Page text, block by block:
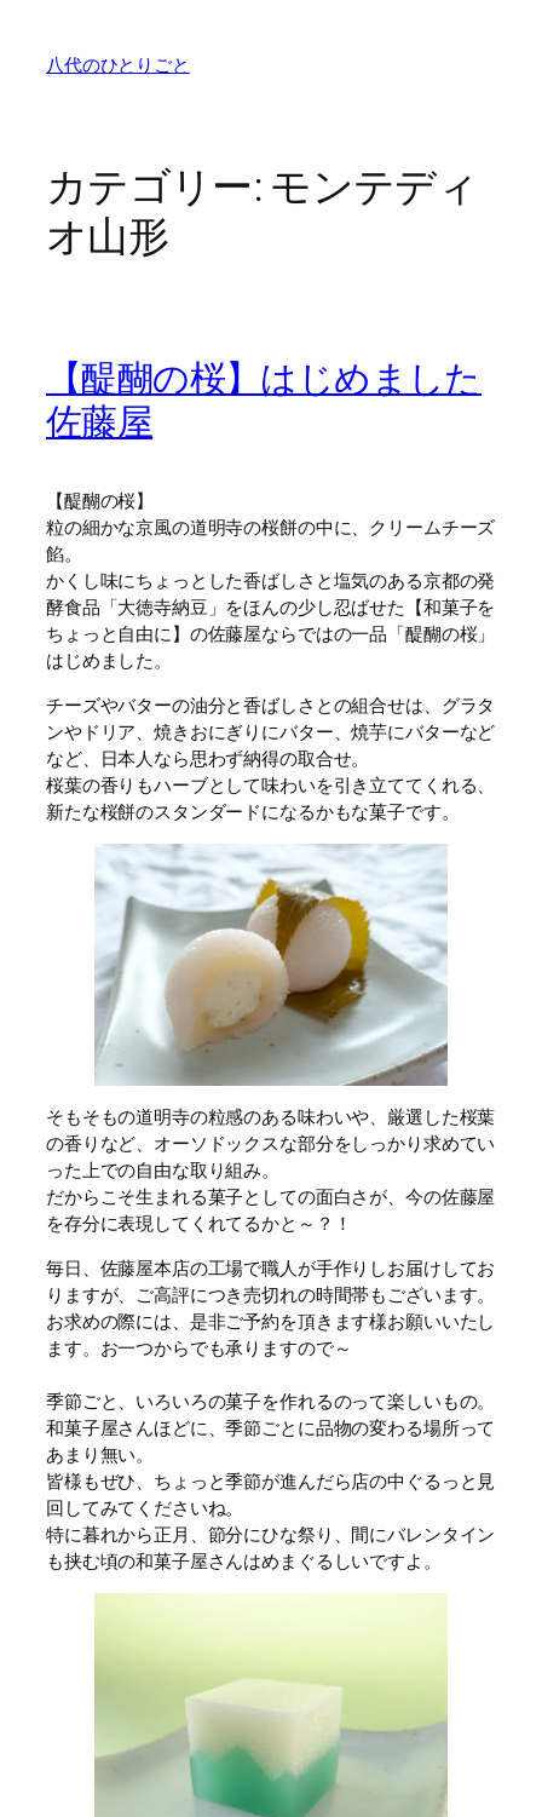
八代のひとりごと
カテゴリー:モンテディ
オ山形
【醍醐の桜】はじめました
佐藤屋
【醍醐の桜】
粒の細かな京風の道明寺の桜餅の中に、クリームチーズ
餡。
かくし味にちょっとした香ばしさと塩気のある京都の発
酵食品「大徳寺納豆」をほんの少し忍ばせた【和菓子を
ちょっと自由に】の佐藤屋ならではの一品「醍醐の桜」
はじめました。
チーズやバターの油分と香ばしさとの組合せは、グラタ
ンやドリア、焼きおにぎりにバター、焼芋にバターなど
など、日本人なら思わず納得の取合せ。
桜葉の香りもハーブとして味わいを引き立ててくれる、
新たな桜餅のスタンダードになるかもな菓子です。
そもそもの道明寺の粒感のある味わいや、厳選した桜葉
の香りなど、オーソドックスな部分をしっかり求めてい
った上での自由な取り組み。
だからこそ生まれる菓子としての面白さが、今の佐藤屋
を存分に表現してくれてるかと～？！
毎日、佐藤屋本店の工場で職人が手作りしお届けしてお
りますが、ご高評につき売切れの時間帯もございます。
お求めの際には、是非ご予約を頂きます様お願いいたし
ます。お一つからでも承りますので～
季節ごと、いろいろの菓子を作れるのって楽しいもの。
和菓子屋さんほどに、季節ごとに品物の変わる場所って
あまり無い。
皆様もぜひ、ちょっと季節が進んだら店の中ぐるっと見
回してみてくださいね。
特に暮れから正月、節分にひな祭り、間にバレンタイン
も挟む頃の和菓子屋さんはめまぐるしいですよ。